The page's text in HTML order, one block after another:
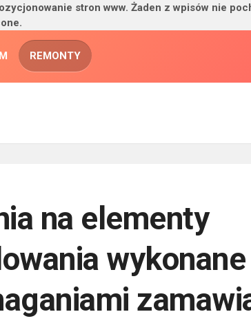
stron www. Żaden z wpisów nie
REMONTY
na elementy